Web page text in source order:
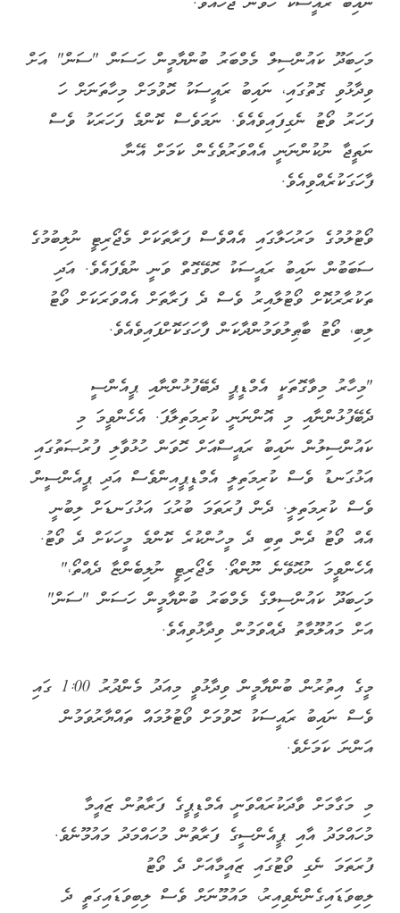
މަހިބަދޫ ކައުންސިލް މެމްބަރު ބުންޔާމީން ހަސަން "ސަން" އަށް
ވިދާޅުވި ގޮތުގައި، ނައިބު ރައީސަކު ހޮވުމަށް މިހާތަނަށް ހަ
ފަހަރު ވޯޓު ނެގިފައިވެއެވެ. ނަމަވެސް ކޮންމެ ފަހަރަކު ވެސް
ނަތީޖާ ނުކުންނަނީ އެއްވަރުވެގެން ކަމަށް އޭނާ
ފާހަގަކުރެއްވިއެވެ.
ވޯޓުލުމުގެ މަރުހަލާގައި އެއްވެސް ފަރާތަކަށް މެޖޯރިޓީ ނުލިބުމުގެ
ސަބަބުން ނައިބު ރައީސަކު ހޮވޭގޮތް ވަނީ ނުވެފައެވެ. އަދި
ތަކުރާރުކޮށް ވޯޓުލާއިރު ވެސް ދެ ފަރާތަށް އެއްވަރަކަށް ވޯޓު
ލިބި، ވޯޓު ބާޠިލުވަމުންދާކަން ފާހަގަކޮށްފައިވެއެވެ.
"މިހާރު މިވާގޮތަކީ އެމްޑީޕީ ދެބޭފުޅުންނާއި ޕީއެންސީ
ދެބޭފުޅުންނާއި މި އޮންނަނީ ކުރިމަތިލާފަ. އެހެންވީމަ މި
ކައުންސިލުން ނައިބު ރައީސްއަށް ހޮވަން ހުޅުވާލި ފުރުޞަތުގައި
އަޅުގަނޑު ވެސް ކުރިމަތިލީ އެމްޑީޕީއިންވެސް އަދި ޕީއެންސީން
ވެސް ކުރިމަތިލީ. ދެން ފުރަތަމަ ބުރުގަ އަޅުގަނޑަށް ލިބުނީ
އެއް ވޯޓު ދެން ތިބި ދެ މީހުންކުރެ ކޮންމެ މީހަކަށް ދެ ވޯޓު.
އެހެންވީމަ ނުހޮވޭނެ ނޫންތޯ. މެޖޯރިޓީ ނުލިބެންޏާ ދެއްތޯ،"
މަހިބަދޫ ކައުންސިލްގެ މެމްބަރު ބުންޔާމީން ހަސަން "ސަން"
އަށް މައުލޫމާތު ދެއްވަމުން ވިދާޅުވިއެވެ.
މީގެ އިތުރުން ބުންޔާމީން ވިދާޅުވީ މިއަދު މެންދުރު 1:00 ގައި
ވެސް ނައިބު ރައީސަކު ހޮވުމަށް ވޯޓުލުމައް ތައްޔާރުވަމުން
އަންނަ ކަމަށެވެ.
މި މަގާމަށް ވާދަކުރައްވަނީ އެމްޑީޕީގެ ފަރާތުން ޒައީމާ
މުހައްމަދު އާއި ޕީއެންސީގެ ފަރާތުން މުހައްމަދު މައުމޫނެވެ.
ފުރަތަމަ ނެގި ވޯޓުގައި ޒައީމާއަށް ދެ ވޯޓު
ލިބިވަޑައިގެންނެވިއިރު، މައުމޫނަށް ވެސް ލިބިވަޑައިގަތީ ދެ